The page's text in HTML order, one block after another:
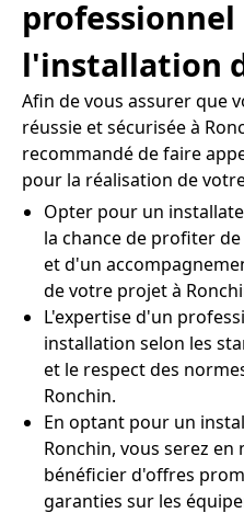
l'installation
Afin de vous assurer que
réussie et sécurisée à
recommandé de faire
pour la réalisation de
Opter pour un
la chance de profiter
et d'un
de votre projet à
L'expertise d'un
installation selon les
et le respect des
Ronchin.
En optant pour un
Ronchin, vous serez
bénéficier d'offres
garanties sur les